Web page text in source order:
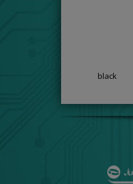
black